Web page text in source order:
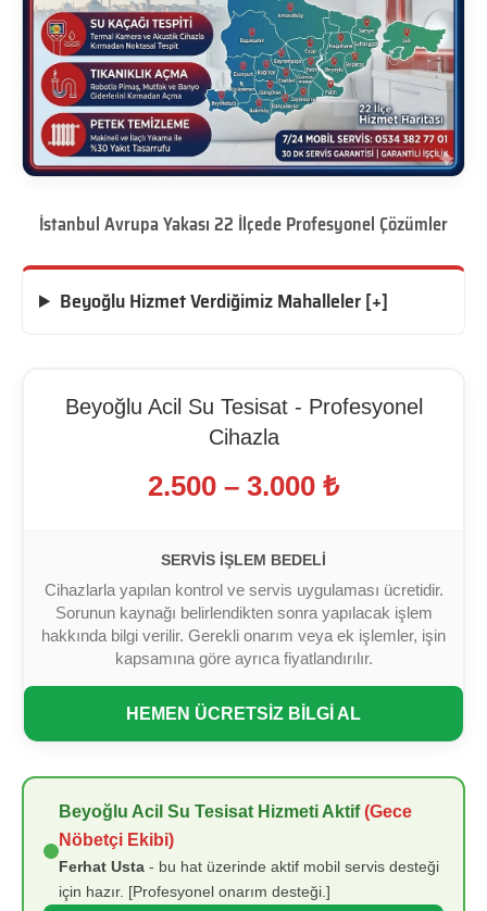
İstanbul Avrupa Yakası 22 İlçede Profesyonel Çözümler
Beyoğlu Hizmet Verdiğimiz Mahalleler [+]
Beyoğlu Acil Su Tesisat - Profesyonel
Cihazla
2.500 – 3.000 ₺
SERVIS İŞLEM BEDELI
Cihazlarla yapılan kontrol ve servis uygulaması ücretidir.
Sorunun kaynağı belirlendikten sonra yapılacak işlem
hakkında bilgi verilir. Gerekli onarım veya ek işlemler, işin
kapsamına göre ayrıca fiyatlandırılır.
HEMEN ÜCRETSİZ BİLGİ AL
Beyoğlu Acil Su Tesisat Hizmeti Aktif(Gece
Nöbetçi Ekibi)
Ferhat Usta - bu hat üzerinde aktif mobil servis desteği
için hazır. [Profesyonel onarım desteği.]